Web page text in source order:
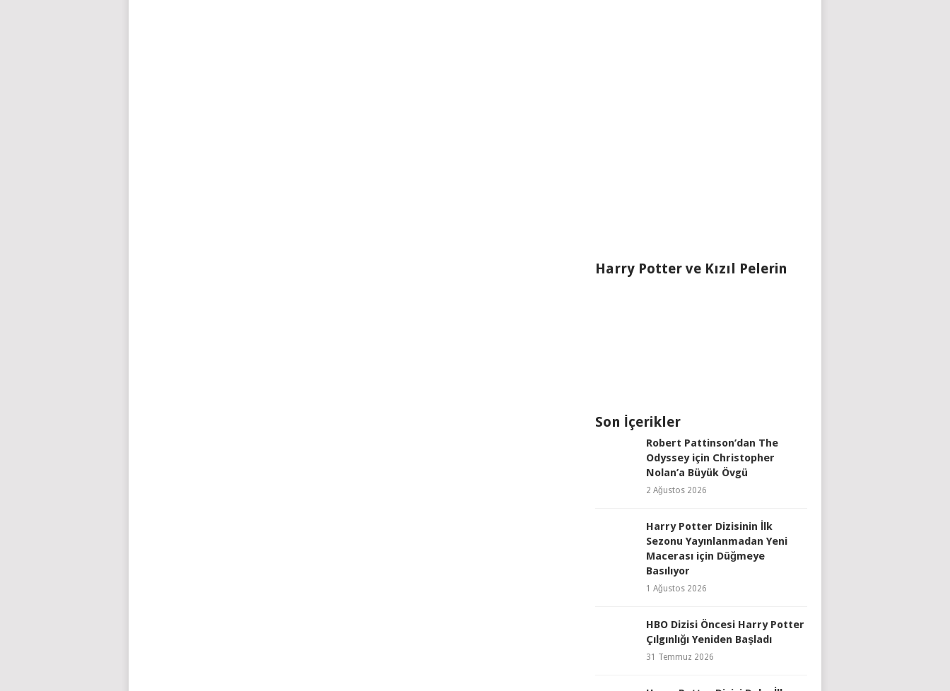
Harry Potter ve Kızıl Pelerin
Son İçerikler
Robert Pattinson’dan The
Odyssey için Christopher
Nolan’a Büyük Övgü
2 Ağustos 2026
Harry Potter Dizisinin İlk
Sezonu Yayınlanmadan Yeni
Macerası için Düğmeye
Basılıyor
1 Ağustos 2026
HBO Dizisi Öncesi Harry Potter
Çılgınlığı Yeniden Başladı
31 Temmuz 2026